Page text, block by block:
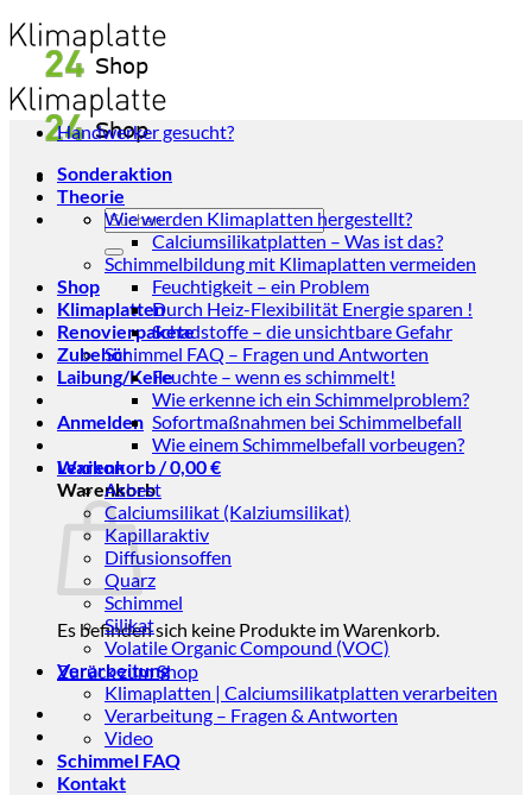
Suchen
nach:
Shop
Klimaplatten
Renovierpakete
Zubehör
Laibung/Keile
Anmelden
Warenkorb /0,00€
Warenkorb
Es befinden sich keine Produkte im Warenkorb.
Zurück zum Shop
Handwerker gesucht?
Sonderaktion
Theorie
Wie werden Klimaplatten hergestellt?
Calciumsilikatplatten – Was ist das?
Schimmelbildung mit Klimaplatten vermeiden
Feuchtigkeit – ein Problem
Durch Heiz-Flexibilität Energie sparen !
Schadstoffe – die unsichtbare Gefahr
Schimmel FAQ – Fragen und Antworten
Feuchte – wenn es schimmelt!
Wie erkenne ich ein Schimmelproblem?
Sofortmaßnahmen bei Schimmelbefall
Wie einem Schimmelbefall vorbeugen?
Lexikon
Asbest
Calciumsilikat (Kalziumsilikat)
Kapillaraktiv
Diffusionsoffen
Quarz
Schimmel
Silikat
Volatile Organic Compound (VOC)
Verarbeitung
Klimaplatten | Calciumsilikatplatten verarbeiten
Verarbeitung – Fragen & Antworten
Video
Schimmel FAQ
Kontakt